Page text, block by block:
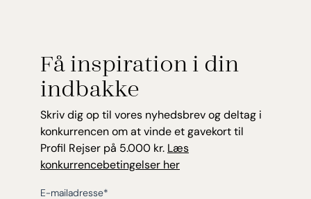
Få inspiration i din
indbakke
Skriv dig op til vores nyhedsbrev og deltag i
konkurrencen om at vinde et gavekort til
Profil Rejser på 5.000 kr. Læs
konkurrencebetingelser her
E-mailadresse*